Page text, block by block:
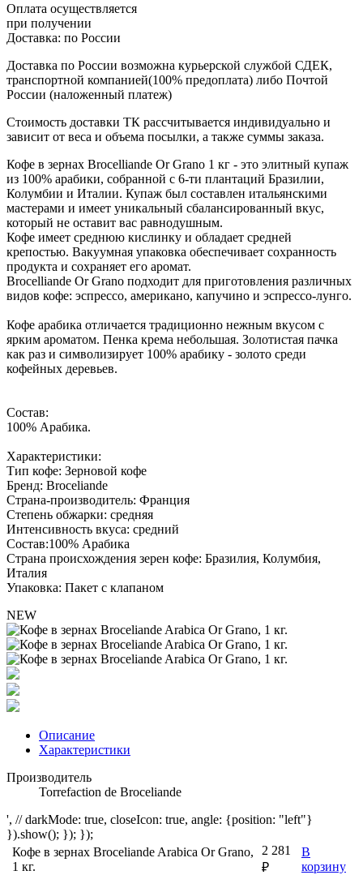
Оплата осуществляется
при получении
Доставка: по России
Доставка по России возможна курьерской службой СДЕК,
транспортной компанией(100% предоплата) либо Почтой
России (наложенный платеж)
Стоимость доставки ТК рассчитывается индивидуально и
зависит от веса и объема посылки, а также суммы заказа.
Кофе в зернах Brocelliande Or Grano 1 кг - это элитный купаж
из 100% арабики, собранной с 6-ти плантаций Бразилии,
Колумбии и Италии. Купаж был составлен итальянскими
мастерами и имеет уникальный сбалансированный вкус,
который не оставит вас равнодушным.
Кофе имеет среднюю кислинку и обладает средней
крепостью. Вакуумная упаковка обеспечивает сохранность
продукта и сохраняет его аромат.
Brocelliande Or Grano подходит для приготовления различных
видов кофе: эспрессо, американо, капучино и эспрессо-лунго.
Кофе арабика отличается традиционно нежным вкусом с
ярким ароматом. Пенка крема небольшая. Золотистая пачка
как раз и символизирует 100% арабику - золото среди
кофейных деревьев.
Состав:
100% Арабика.
Характеристики:
Тип кофе: Зерновой кофе
Бренд: Broceliande
Страна-производитель: Франция
Степень обжарки: средняя
Интенсивность вкуса: средний
Состав:100% Арабика
Страна происхождения зерен кофе: Бразилия, Колумбия,
Италия
Упаковка: Пакет с клапаном
NEW
Описание
Характеристики
Производитель
Torrefaction de Broceliande
', // darkMode: true, closeIcon: true, angle: {position: "left"}
}).show(); }); });
Кофе в зернах Broceliande Arabica Or Grano,
1 кг.
2 281
₽
В
корзину